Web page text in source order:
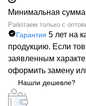
Минимальная сумма
Работаем только с
Гарантия 5 лет на
продукцию. Если
заявленным
оформить замену
Нашли дешевле?